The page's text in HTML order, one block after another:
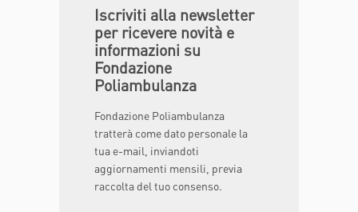
Iscriviti alla newsletter
per ricevere novità e
informazioni su
Fondazione
Poliambulanza
Fondazione Poliambulanza
tratterà come dato personale la
tua e-mail, inviandoti
aggiornamenti mensili, previa
raccolta del tuo consenso.